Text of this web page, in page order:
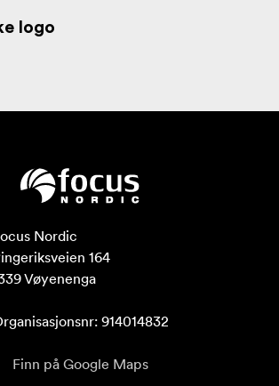
logo
Nordic
164
Vøyenenga
914014832
Finn på Google Maps